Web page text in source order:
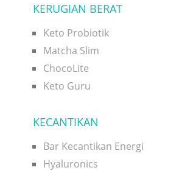
KERUGIAN BERAT
Keto Probiotik
Matcha Slim
ChocoLite
Keto Guru
KECANTIKAN
Bar Kecantikan Energi
Hyaluronics